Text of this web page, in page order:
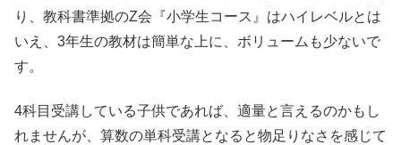
り、教科書準拠のZ会『小学生コース』はハイレベルとは
いえ、3年生の教材は簡単な上に、ボリュームも少ないで
す。
4科目受講している子供であれば、適量と言えるのかもし
れませんが、算数の単科受講となると物足りなさを感じて